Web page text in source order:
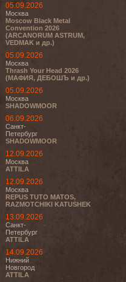
05.09.2026
Москва
Moscow Black Metal
Convention 2026
(ARCANORUM ASTRUM,
VEDMAK и др.)
05.09.2026
Москва
Thrash Your Head 2026
(МАФИЯ, ДЕБОШЪ и др.)
05.09.2026
Москва
SHADOWMOOR
06.09.2026
Санкт-
Петербург
SHADOWMOOR
12.09.2026
Москва
ATTILA
12.09.2026
Москва
REPUS TUTO MATOS,
RAZMOTCHIKI KATUSHEK
13.09.2026
Санкт-
Петербург
ATTILA
14.09.2026
Нижний
Новгород
ATTILA